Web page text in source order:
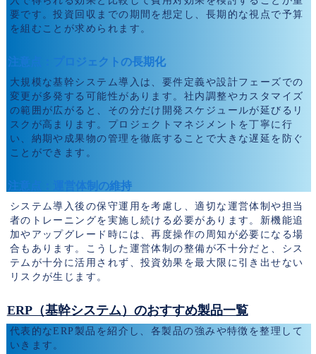
要です。投資回収までの期間を想定し、長期的な視点で予算
を組むことが求められます。
注意点：プロジェクトの長期化
大規模な基幹システム導入は、要件定義や設計フェーズでの
変更が多発する可能性があります。社内調整やカスタマイズ
の範囲が広がると、その分だけ開発スケジュールが延びるリ
スクが高まります。プロジェクトマネジメントを丁寧に行
い、納期や成果物の管理を徹底することで大きな遅延を防ぐ
ことができます。
注意点：運営体制の維持
システム導入後の保守運用を考慮し、適切な運営体制や担当
者のトレーニングを実施し続ける必要があります。新機能追
加やアップグレード時には、再度操作の周知が必要になる場
合もあります。こうした運営体制の整備が不十分だと、シス
テムが十分に活用されず、投資効果を最大限に引き出せない
リスクが生じます。
ERP（基幹システム）のおすすめ製品一覧
代表的なERP製品を紹介し、各製品の強みや特徴を整理して
いきます。